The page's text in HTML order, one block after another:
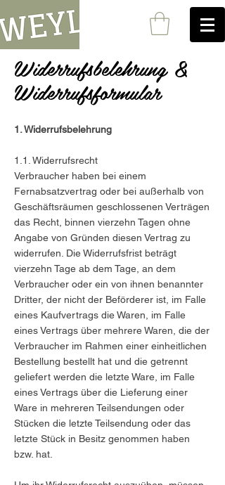
Widerrufsbelehrung &
Widerrufsformular
1. Widerrufsbelehrung
1.1. Widerrufsrecht
Verbraucher haben bei einem
Fernabsatzvertrag oder bei außerhalb von
Geschäftsräumen geschlossenen Verträgen
das Recht, binnen vierzehn Tagen ohne
Angabe von Gründen diesen Vertrag zu
widerrufen. Die Widerrufsfrist beträgt
vierzehn Tage ab dem Tage, an dem
Verbraucher oder ein von ihnen benannter
Dritter, der nicht der Beförderer ist, im Falle
eines Kaufvertrags die Waren, im Falle
eines Vertrags über mehrere Waren, die der
Verbraucher im Rahmen einer einheitlichen
Bestellung bestellt hat und die getrennt
geliefert werden die letzte Ware, im Falle
eines Vertrags über die Lieferung einer
Ware in mehreren Teilsendungen oder
Stücken die letzte Teilsendung oder das
letzte Stück in Besitz genommen haben
bzw. hat.